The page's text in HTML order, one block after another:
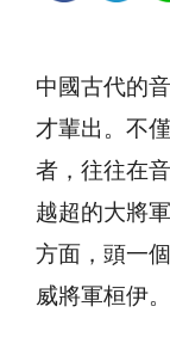
中國古代的
才輩出。不
者，往往在
越超的大將
方面，頭一
威將軍桓伊。